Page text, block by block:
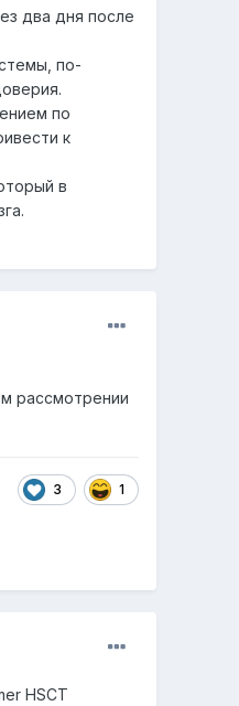
два дня после
по-
по
к
в
рассмотрении
3 1
HSCT